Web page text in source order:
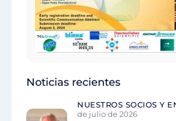
Noticias recientes
NUESTROS SOCIOS Y
de julio de 2026